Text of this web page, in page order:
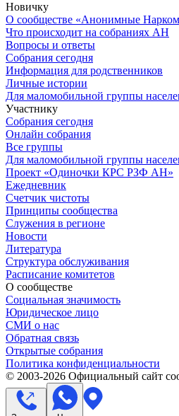
Новичку
О сообществе «Анонимные
Что происходит на собраниях АН
Вопросы и ответы
Собрания сегодня
Информация для родственников
Личные истории
Для маломобильной группы
Участнику
Собрания сегодня
Онлайн собрания
Все группы
Для маломобильной группы
Проект «Одиночки КРС РЗФ АН»
Ежедневник
Счетчик чистоты
Принципы сообщества
Служения в регионе
Новости
Литература
Структура обслуживания
Расписание комитетов
О сообществе
Социальная значимость
Юридическое лицо
СМИ о нас
Обратная связь
Открытые собрания
Политика конфиденциальности
© 2003-2026 Официальный сайт